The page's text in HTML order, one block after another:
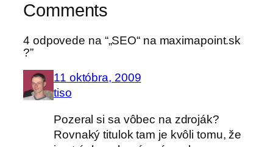
Comments
4 odpovede na “„SEO“ na maximapoint.sk
?”
11 októbra, 2009
tiso
Pozeral si sa vôbec na zdroják?
Rovnaký titulok tam je kvôli tomu, že